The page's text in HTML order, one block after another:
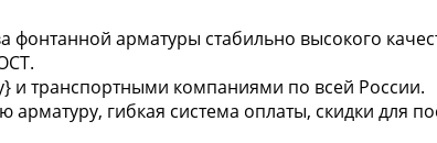
фонтанной арматуры стабильно высокого
и транспортными компаниями по всей России.
гибкая система оплаты, скидки для